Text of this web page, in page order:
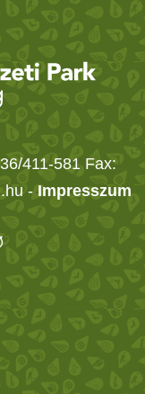
411-581 Fax:
- Impresszum